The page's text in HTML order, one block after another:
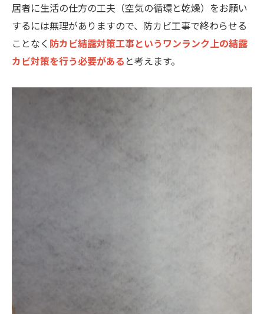
居者に生活の仕方の工夫（空気の循環と乾燥）をお願い
するには無理がありますので、防カビ工事で終わらせる
ことなく 防カビ結露対策工事というワンランク上の結露
カビ対策を行う必要がある と考えます。